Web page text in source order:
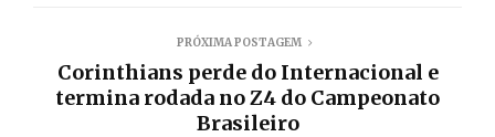
PRÓXIMA POSTAGEM
Corinthians perde do Internacional e
termina rodada no Z4 do Campeonato
Brasileiro